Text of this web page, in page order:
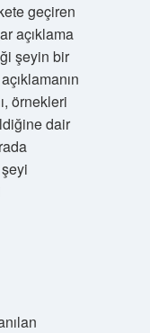
geçiren
açıklama
şeyin bir
örnekleri
dair